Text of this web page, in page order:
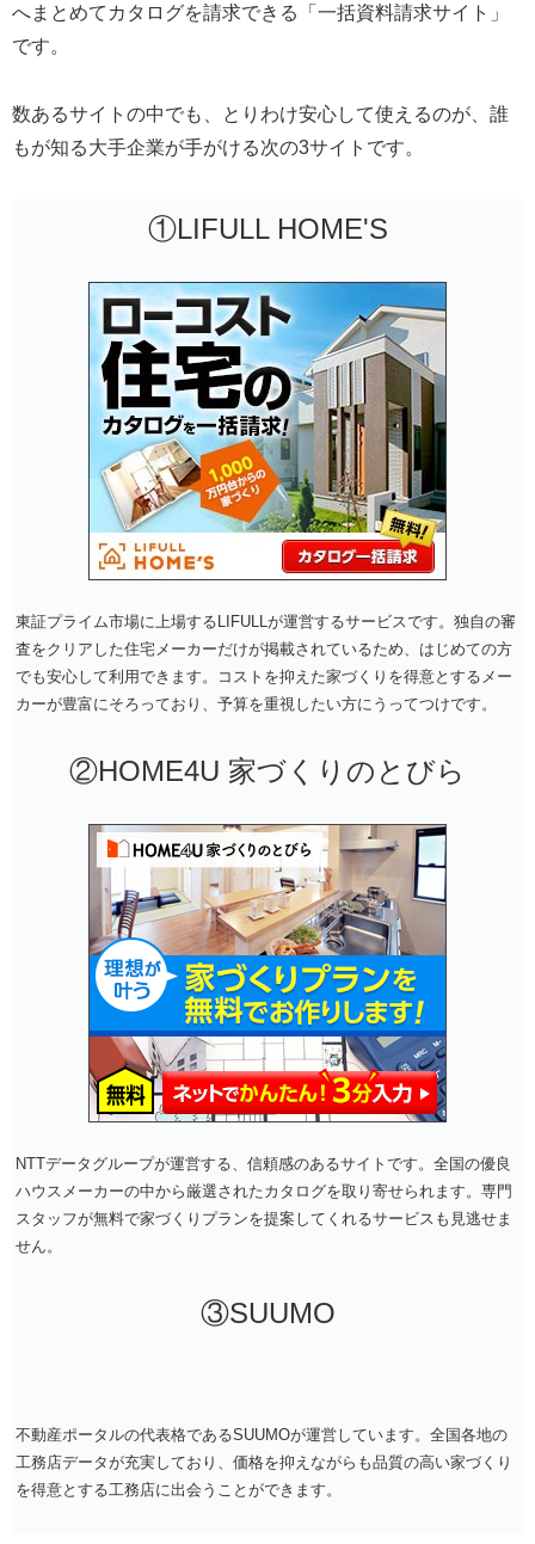
へまとめてカタログを請求できる「一括資料請求サイト」
です。
数あるサイトの中でも、とりわけ安心して使えるのが、誰
もが知る大手企業が手がける次の3サイトです。
①LIFULL HOME'S
東証プライム市場に上場するLIFULLが運営するサービスです。独自の審
査をクリアした住宅メーカーだけが掲載されているため、はじめての方
でも安心して利用できます。コストを抑えた家づくりを得意とするメー
カーが豊富にそろっており、予算を重視したい方にうってつけです。
②HOME4U 家づくりのとびら
NTTデータグループが運営する、信頼感のあるサイトです。全国の優良
ハウスメーカーの中から厳選されたカタログを取り寄せられます。専門
スタッフが無料で家づくりプランを提案してくれるサービスも見逃せま
せん。
③SUUMO
不動産ポータルの代表格であるSUUMOが運営しています。全国各地の
工務店データが充実しており、価格を抑えながらも品質の高い家づくり
を得意とする工務店に出会うことができます。